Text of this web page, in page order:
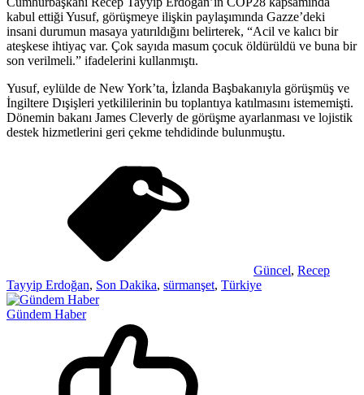
kabul ettiği Yusuf, görüşmeye ilişkin paylaşımında Gazze’deki
insani durumun masaya yatırıldığını belirterek, “Acil ve kalıcı bir
ateşkese ihtiyaç var. Çok sayıda masum çocuk öldürüldü ve buna bir
son verilmeli.” ifadelerini kullanmıştı.
Yusuf, eylülde de New York’ta, İzlanda Başbakanıyla görüşmüş ve
İngiltere Dışişleri yetkililerinin bu toplantıya katılmasını istememişti.
Dönemin bakanı James Cleverly de görüşme ayarlanması ve lojistik
destek hizmetlerini geri çekme tehdidinde bulunmuştu.
Güncel, Recep
Tayyip Erdoğan, Son Dakika, sürmanşet, Türkiye
Gündem Haber